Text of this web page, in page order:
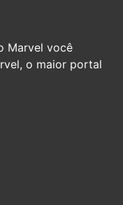
Marvel você
o maior portal